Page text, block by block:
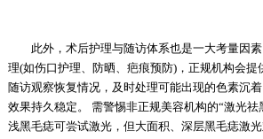
此外，术后护理与随访体系也是一大考量因素
理(如伤口护理、防晒、疤痕预防)，正规机构会提
随访观察恢复情况，及时处理可能出现的色素沉
效果持久稳定。 需警惕非正规美容机构的“激光祛
浅黑毛痣可尝试激光，但大面积、深层黑毛痣激